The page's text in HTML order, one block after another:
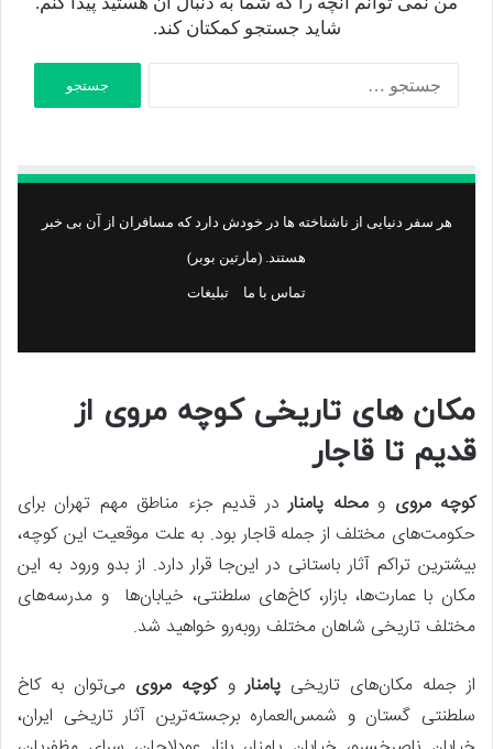
مکان های تاریخی کوچه مروی از
قدیم تا قاجار
کوچه مروی ومحله پامناردر قدیم جزء مناطق مهم تهران برای
حکومت‌های مختلف از جمله قاجار بود. به علت موقعیت این کوچه،
بیشترین تراکم آثار باستانی در این‌جا قرار دارد. از بدو ورود به این
مکان با عمارت‌ها، بازار، کاخ‌های سلطنتی، خیابان‌ها و مدرسه‌های
مختلف تاریخی شاهان مختلف روبه‌رو خواهید شد.
از جمله مکان‌های تاریخیپامناروکوچه مروی می‌توان به کاخ
سلطنتی گستان و شمس‌العماره برجسته‌ترین آثار تاریخی ایران،